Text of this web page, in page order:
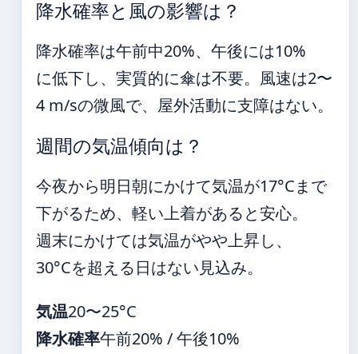
降水確率と風の影響は？
降水確率は午前中20%、午後には10%
に低下し、実質的に傘は不要。風速は2〜
4 m/sの微風で、屋外活動に支障はない。
週間の気温傾向は？
今夜から明日朝にかけて気温が17°Cまで
下がるため、軽い上着があると安心。
週末にかけては気温がやや上昇し、
30°Cを超える日はない見込み。
気温20〜25°C
降水確率午前20% / 午後10%